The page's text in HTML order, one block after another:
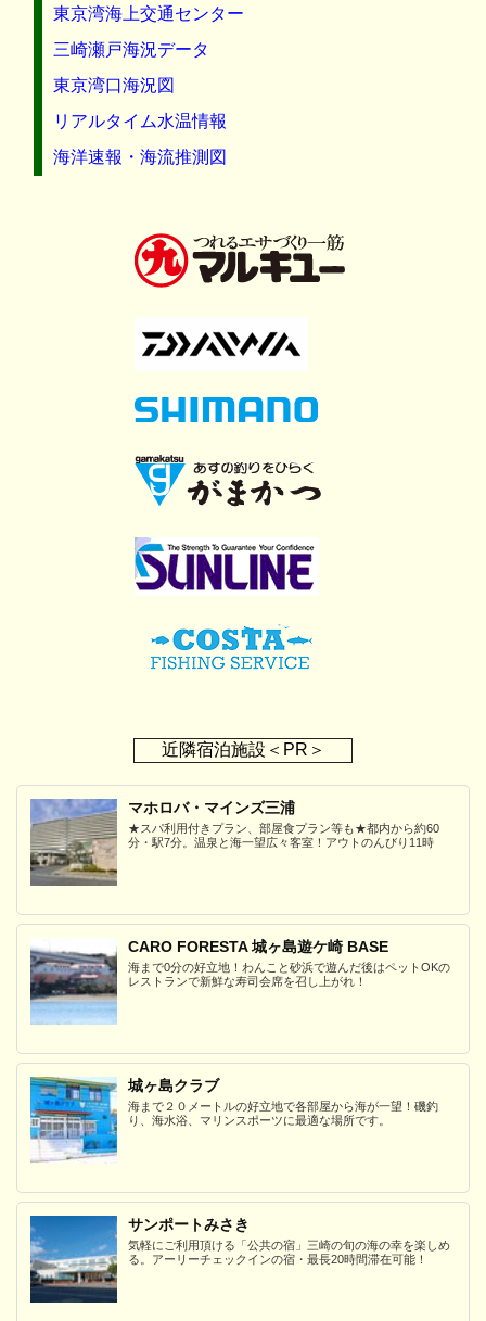
東京湾海上交通センター
三崎瀬戸海況データ
東京湾口海況図
リアルタイム水温情報
海洋速報・海流推測図
近隣宿泊施設＜PR＞
マホロバ・マインズ三浦
★スパ利用付きプラン、部屋食プラン等も★都内から約60
分・駅7分。温泉と海一望広々客室！アウトのんびり11時
CARO FORESTA 城ヶ島遊ケ崎 BASE
海まで0分の好立地！わんこと砂浜で遊んだ後はペットOKの
レストランで新鮮な寿司会席を召し上がれ！
城ヶ島クラブ
海まで２０メートルの好立地で各部屋から海が一望！磯釣
り、海水浴、マリンスポーツに最適な場所です。
サンポートみさき
気軽にご利用頂ける「公共の宿」三崎の旬の海の幸を楽しめ
る。アーリーチェックインの宿・最長20時間滞在可能！